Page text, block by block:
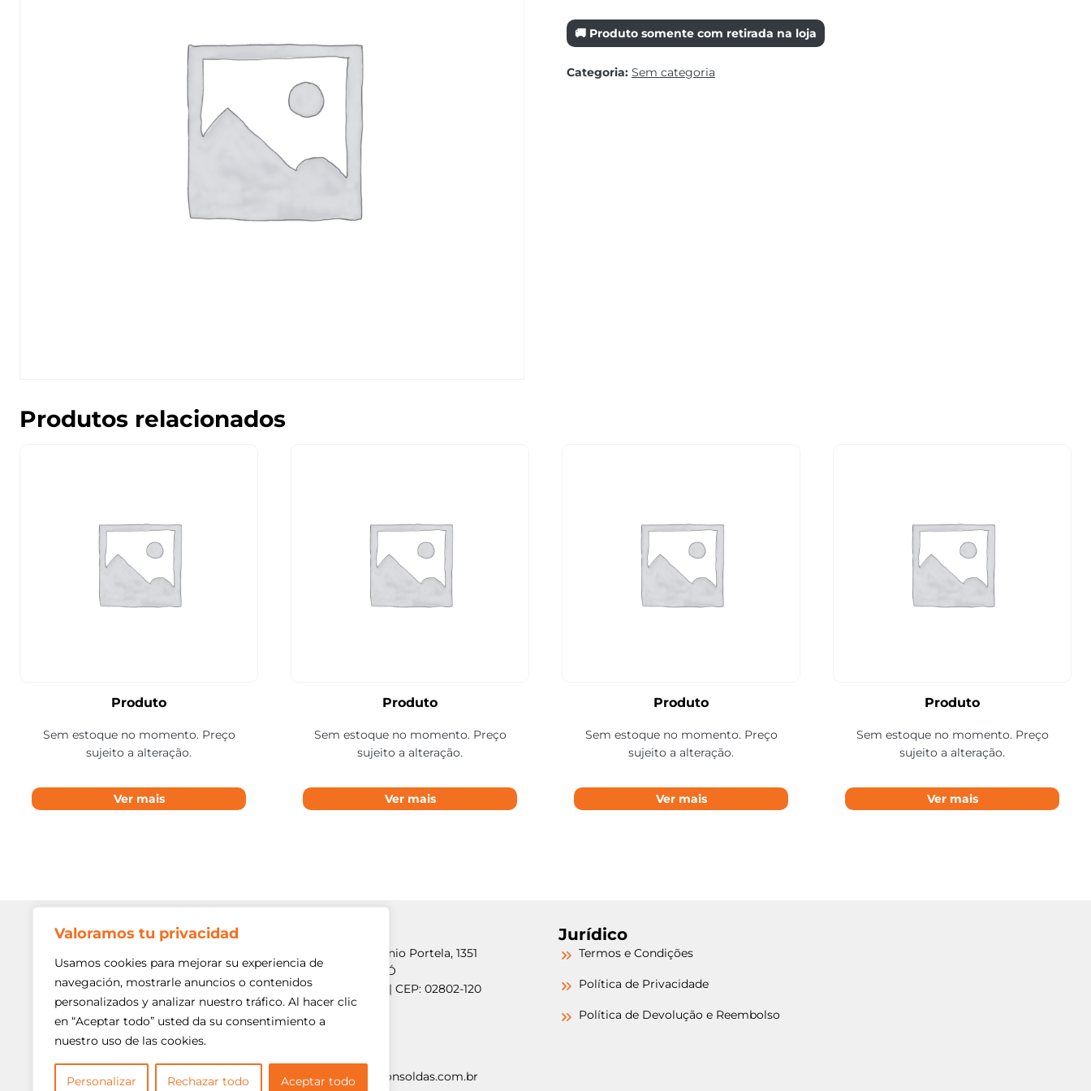
Valoramos tu privacidad
Usamos cookies para mejorar su experiencia de
navegación, mostrarle anuncios o contenidos
personalizados y analizar nuestro tráfico. Al hacer clic
en “Aceptar todo” usted da su consentimiento a
nuestro uso de las cookies.
Personalizar Rechazar todo Aceptar todo
🚚 Produto somente com retirada na loja
Categoria: Sem categoria
Produtos relacionados
Produto
Sem estoque no momento. Preço
sujeito a alteração.
Ver mais
Produto
Sem estoque no momento. Preço
sujeito a alteração.
Ver mais
Produto
Sem estoque no momento. Preço
sujeito a alteração.
Ver mais
Produto
Sem estoque no momento. Preço
sujeito a alteração.
Ver mais
Siga-nos!
Av. Min. Petrônio Portela, 1351
Freguesia do Ó
São Paulo/SP | CEP: 02802-120
contato@argonsoldas.com.br
Jurídico
Termos e Condições
Política de Privacidade
Política de Devolução e Reembolso